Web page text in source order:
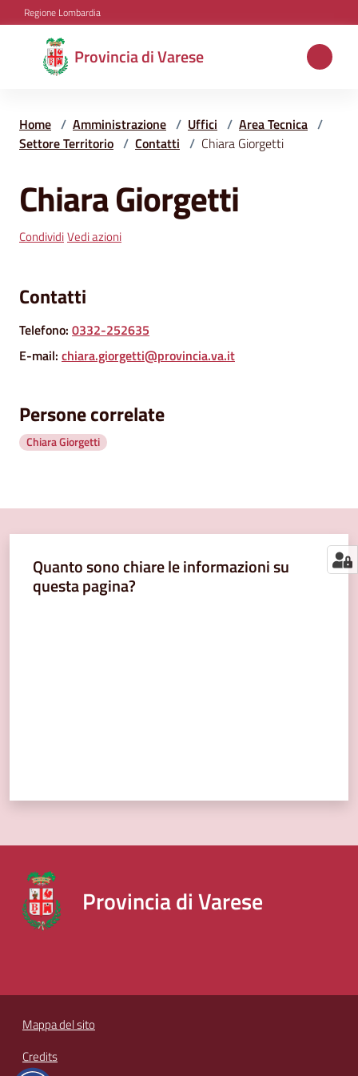
Vai al contenuto
Vai alla navigazione
Vai al footer
Regione Lombardia
Provincia di Varese
Provincia
di
tematiche
Servizi
e
segnalazioni
Eventi
su
Home / Amministrazione / Uffici / Area Tecnica /
Settore Territorio / Contatti / Chiara Giorgetti
Salta al contenuto
Chiara Giorgetti
CondividiVedi azioni
Contatti
Telefono: 0332-252635
E-mail: chiara.giorgetti@provincia.va.it
Persone correlate
Chiara Giorgetti
Quanto sono chiare le informazioni su
questa pagina?
Provincia di Varese
Mappa del sito
Credits